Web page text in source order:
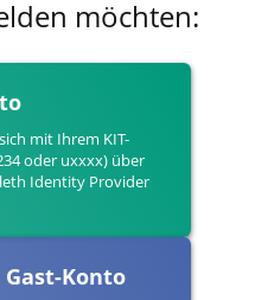
möchten:
mit Ihrem KIT-
oder uxxxx) über
Identity Provider
Gast-Konto